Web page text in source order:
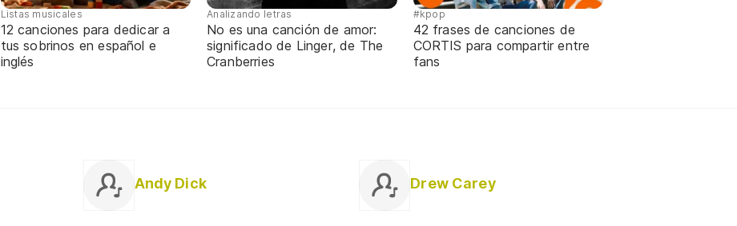
Listas musicales
12 canciones para dedicar a
tus sobrinos en español e
inglés
Analizando letras
No es una canción de amor:
significado de Linger, de The
Cranberries
#kpop
42 frases de canciones de
CORTIS para compartir entre
fans
Andy Dick Drew Carey